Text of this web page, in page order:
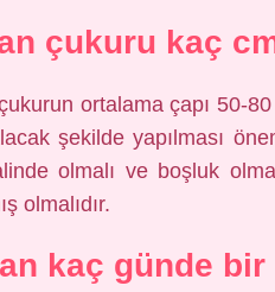
çukuru kaç
ortalama çapı 50-
şekilde yapılması
olmalı ve boşluk
olmalıdır.
kaç günde bir